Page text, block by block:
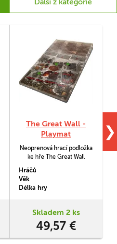
The Great Wall -
Playmat
Neoprenová hrací podložka
ke hře The Great Wall
Hráčů
Věk
Délka hry
Skladem 2 ks
49,57 €
❯